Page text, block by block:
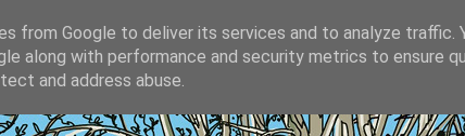
from Google to deliver its services and to analyze traffic.
along with performance and security metrics to ensure
and address abuse.